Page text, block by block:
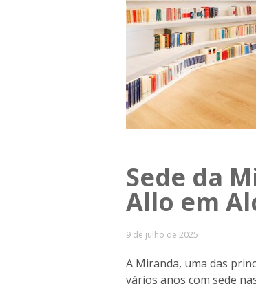
Sede da
Allo em
9 de julho de 2025
A Miranda, uma das
vários anos com sede